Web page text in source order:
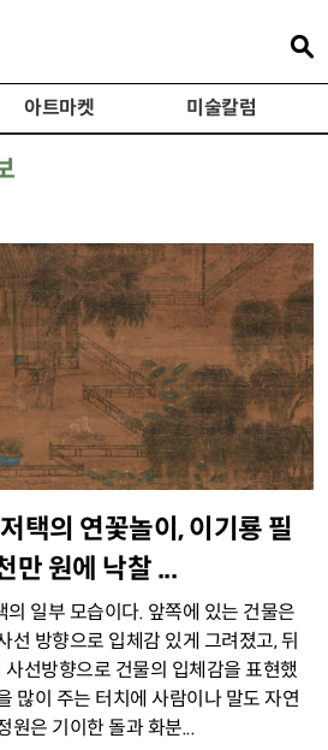
아트마켓 미술칼럼
택의 연꽃놀이, 이기룡 필
만 원에 낙찰 ...
일부 모습이다. 앞쪽에 있는 건물은
선 방향으로 입체감 있게 그려졌고, 뒤
선방향으로 건물의 입체감을 표현했
많이 주는 터치에 사람이나 말도 자연
원은 기이한 돌과 화분...